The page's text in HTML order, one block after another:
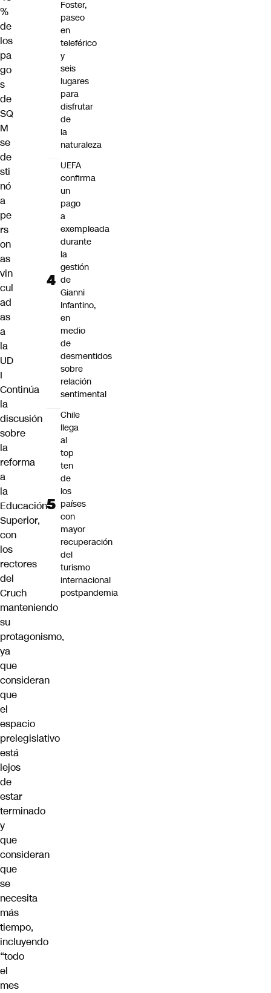
%
de
los
pa
go
s
de
SQ
M
se
de
sti
nó
a
pe
rs
on
as
vin
cul
ad
as
a
la
UD
I
Continúa
la
discusión
sobre
la
reforma
a
la
Educación
Superior,
con
los
rectores
del
Cruch
manteniendo
su
protagonismo,
ya
que
consideran
que
el
espacio
prelegislativo
está
lejos
de
estar
terminado
y
que
consideran
que
se
necesita
más
tiempo,
incluyendo
“todo
el
mes
Foster,
paseo
en
teleférico
y
seis
lugares
para
disfrutar
de
la
naturaleza
UEFA
confirma
un
pago
a
exempleada
durante
la
gestión
de
Gianni
Infantino,
en
medio
de
desmentidos
sobre
relación
sentimental
Chile
llega
al
top
ten
de
los
países
con
mayor
recuperación
del
turismo
internacional
postpandemia